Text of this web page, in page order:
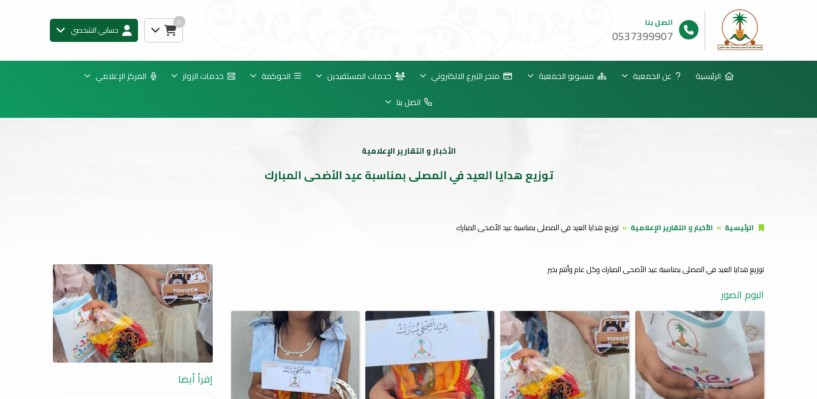
اتصل بنا
0537399907
0
حسابي الشخصي
الرئيسية عن الجمعية منسوبو الجمعية متجر التبرع الالكتروني خدمات المستفيدين الحوكمة خدمات الزوار
المركز الإعلامي
اتصل بنا
الأخبار و التقارير الإعلامية
توزيع هدايا العيد في المصلى بمناسبة عيد الأضحى المبارك
الرئيسية الأخبار و التقارير الإعلامية توزيع هدايا العيد في المصلى بمناسبة عيد الأضحى المبارك
توزيع هدايا العيد في المصلى بمناسبة عيد الأضحى المبارك وكل عام وأنتم بخير
البوم الصور
إقرأ أيضا